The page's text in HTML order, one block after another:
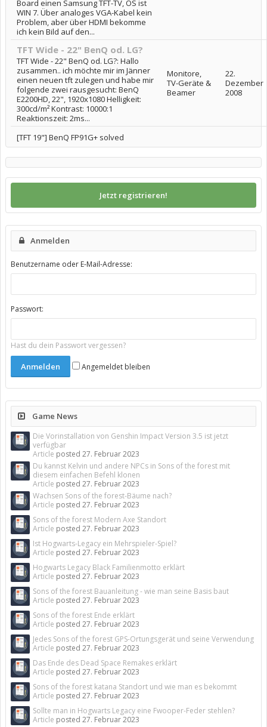
Board einen Samsung TFT-TV, OS ist
WIN 7. Über analoges VGA-Kabel kein
Problem, aber über HDMI bekomme
ich kein Bild auf den...
TFT Wide - 22" BenQ od. LG?
TFT Wide - 22" BenQ od. LG?: Hallo
zusammen.. ich möchte mir im Jänner
einen neuen tft zulegen und habe mir
folgende zwei rausgesucht: BenQ
E2200HD, 22", 1920x1080 Helligkeit:
300cd/m² Kontrast: 10000:1
Reaktionszeit: 2ms...
Monitore,
TV-Geräte &
Beamer
22.
Dezember
2008
[TFT 19"] BenQ FP91G+ solved
Jetzt registrieren!
Anmelden
Benutzername oder E-Mail-Adresse:
Passwort:
Hast du dein Passwort vergessen?
Angemeldet bleiben
Game News
Die Vorinstallation von Genshin Impact Version 3.5 ist jetzt
verfügbar
Article posted 27. Februar 2023
Du kannst Kelvin und andere NPCs in Sons of the forest mit
diesem einfachen Befehl klonen
Article posted 27. Februar 2023
Wachsen Sons of the forest-Bäume nach?
Article posted 27. Februar 2023
Sons of the forest Modern Axe Standort
Article posted 27. Februar 2023
Ist Hogwarts-Legacy ein Mehrspieler-Spiel?
Article posted 27. Februar 2023
Hogwarts Legacy Black Familienmotto erklärt
Article posted 27. Februar 2023
Sons of the forest Bauanleitung - wie man seine Basis baut
Article posted 27. Februar 2023
Sons of the forest Ende erklärt
Article posted 27. Februar 2023
Jedes Sons of the forest GPS-Ortungsgerät und seine Verwendung
Article posted 27. Februar 2023
Das Ende des Dead Space Remakes erklärt
Article posted 27. Februar 2023
Sons of the forest katana Standort und wie man es bekommt
Article posted 27. Februar 2023
Sollte man in Hogwarts Legacy eine Fwooper-Feder stehlen?
Article posted 27. Februar 2023